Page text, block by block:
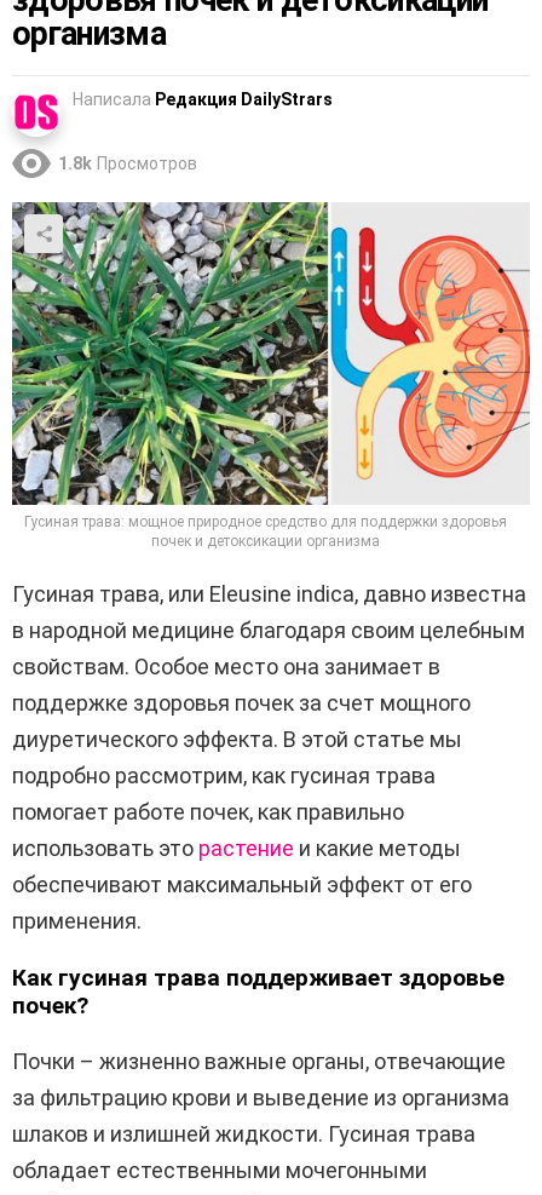
организма
Написала Редакция DailyStrars
1.8k Просмотров
Гусиная трава: мощное природное средство для поддержки здоровья
почек и детоксикации организма
Гусиная трава, или Eleusine indica, давно известна
в народной медицине благодаря своим целебным
свойствам. Особое место она занимает в
поддержке здоровья почек за счет мощного
диуретического эффекта. В этой статье мы
подробно рассмотрим, как гусиная трава
помогает работе почек, как правильно
использовать это растение и какие методы
обеспечивают максимальный эффект от его
применения.
Как гусиная трава поддерживает здоровье
почек?
Почки – жизненно важные органы, отвечающие
за фильтрацию крови и выведение из организма
шлаков и излишней жидкости. Гусиная трава
обладает естественными мочегонными